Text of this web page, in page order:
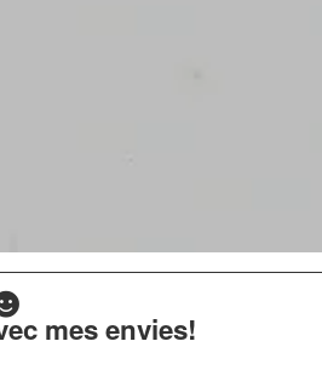
mes envies!